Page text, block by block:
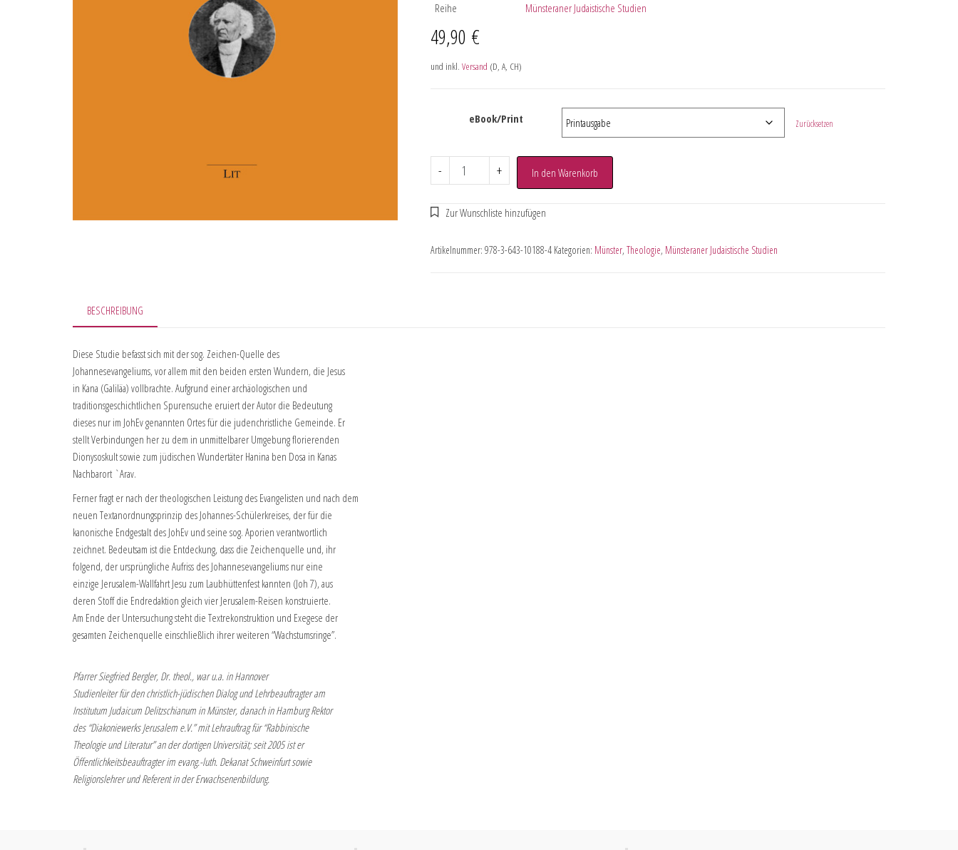
Reihe
Münsteraner Judaistische Studien
49,90 €
und inkl. Versand (D, A, CH)
eBook/Print Zurücksetzen
- + In den Warenkorb
Artikelnummer: 978-3-643-10188-4 Kategorien: Münster, Theologie, Münsteraner Judaistische Studien
BESCHREIBUNG
Diese Studie befasst sich mit der sog. Zeichen-Quelle des
Johannesevangeliums, vor allem mit den beiden ersten Wundern, die Jesus
in Kana (Galiläa) vollbrachte. Aufgrund einer archäologischen und
traditionsgeschichtlichen Spurensuche eruiert der Autor die Bedeutung
dieses nur im JohEv genannten Ortes für die judenchristliche Gemeinde. Er
stellt Verbindungen her zu dem in unmittelbarer Umgebung florierenden
Dionysoskult sowie zum jüdischen Wundertäter Hanina ben Dosa in Kanas
Nachbarort `Arav.
Ferner fragt er nach der theologischen Leistung des Evangelisten und nach dem
neuen Textanordnungsprinzip des Johannes-Schülerkreises, der für die
kanonische Endgestalt des JohEv und seine sog. Aporien verantwortlich
zeichnet. Bedeutsam ist die Entdeckung, dass die Zeichenquelle und, ihr
folgend, der ursprüngliche Aufriss des Johannesevangeliums nur eine
einzige Jerusalem-Wallfahrt Jesu zum Laubhüttenfest kannten (Joh 7), aus
deren Stoff die Endredaktion gleich vier Jerusalem-Reisen konstruierte.
Am Ende der Untersuchung steht die Textrekonstruktion und Exegese der
gesamten Zeichenquelle einschließlich ihrer weiteren “Wachstumsringe”.
Pfarrer Siegfried Bergler, Dr. theol., war u.a. in Hannover
Studienleiter für den christlich-jüdischen Dialog und Lehrbeauftragter am
Institutum Judaicum Delitzschianum in Münster, danach in Hamburg Rektor
des “Diakoniewerks Jerusalem e.V.” mit Lehrauftrag für “Rabbinische
Theologie und Literatur” an der dortigen Universität; seit 2005 ist er
Öffentlichkeitsbeauftragter im evang.-luth. Dekanat Schweinfurt sowie
Religionslehrer und Referent in der Erwachsenenbildung.